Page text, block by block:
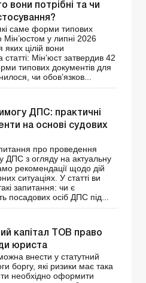
вони потрібні та чи
які саме форми типових
Мін’юстом у липні 2026
яких цілій вони
Мін’юст затвердив 42
типових документів для
чи обов’язков...
ДПС: практичні
на основі судових
про проведення
ДПС з огляду на актуальну
рекомендації щодо дій
ситуаціях. У статті ви
запитання: чи є
посадових осіб ДПС під...
капітал ТОВ право
юриста
внести у статутний
боргу, які ризики має така
необхідно оформити